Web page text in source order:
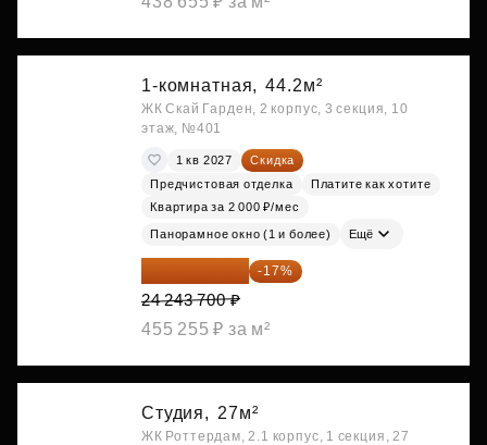
1-комнатная, 44.2м²
ЖК Скай Гарден, 2 корпус, 3 секция, 10
этаж, №401
1 кв 2027
Скидка
Предчистовая отделка
Платите как хотите
Квартира за 2 000 ₽/мес
Панорамное окно (1 и более) Ещё
20 122 271 ₽ -17%
24 243 700 ₽
455 255 ₽ за м²
Студия, 27м²
ЖК Роттердам, 2.1 корпус, 1 секция, 27